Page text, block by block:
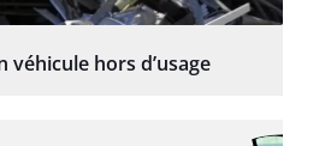
véhicule hors d’usage